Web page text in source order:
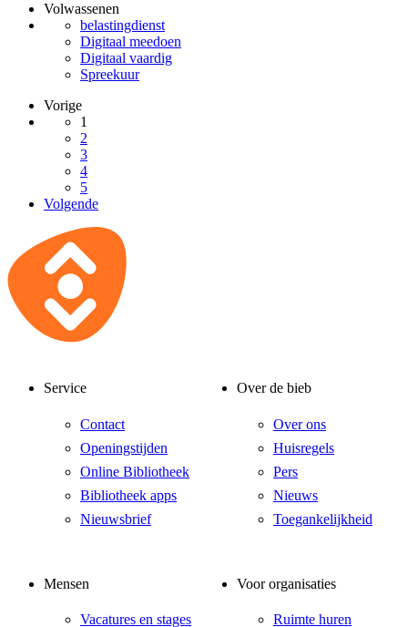
Volwassenen
belastingdienst
Digitaal meedoen
Digitaal vaardig
Spreekuur
Vorige
1
2
3
4
5
Volgende
Service
Contact
Openingstijden
Online Bibliotheek
Bibliotheek apps
Nieuwsbrief
Over de bieb
Over ons
Huisregels
Pers
Nieuws
Toegankelijkheid
Mensen
Vacatures en stages
Voor organisaties
Ruimte huren